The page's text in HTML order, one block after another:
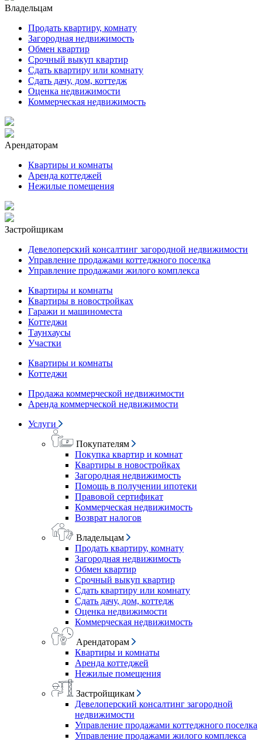
Владельцам
Продать квартиру, комнату
Загородная недвижимость
Обмен квартир
Срочный выкуп квартир
Сдать квартиру или комнату
Сдать дачу, дом, коттедж
Оценка недвижимости
Коммерческая недвижимость
Арендаторам
Квартиры и комнаты
Аренда коттеджей
Нежилые помещения
Застройщикам
Девелоперский консалтинг загородной недвижимости
Управление продажами коттеджного поселка
Управление продажами жилого комплекса
Квартиры и комнаты
Квартиры в новостройках
Гаражи и машиноместа
Коттеджи
Таунхаусы
Участки
Квартиры и комнаты
Коттеджи
Продажа коммерческой недвижимости
Аренда коммерческой недвижимости
Услуги
Покупателям
Покупка квартир и комнат
Квартиры в новостройках
Загородная недвижимость
Помощь в получении ипотеки
Правовой сертификат
Коммерческая недвижимость
Возврат налогов
Владельцам
Продать квартиру, комнату
Загородная недвижимость
Обмен квартир
Срочный выкуп квартир
Сдать квартиру или комнату
Сдать дачу, дом, коттедж
Оценка недвижимости
Коммерческая недвижимость
Арендаторам
Квартиры и комнаты
Аренда коттеджей
Нежилые помещения
Застройщикам
Девелоперский консалтинг загородной
недвижимости
Управление продажами коттеджного поселка
Управление продажами жилого комплекса